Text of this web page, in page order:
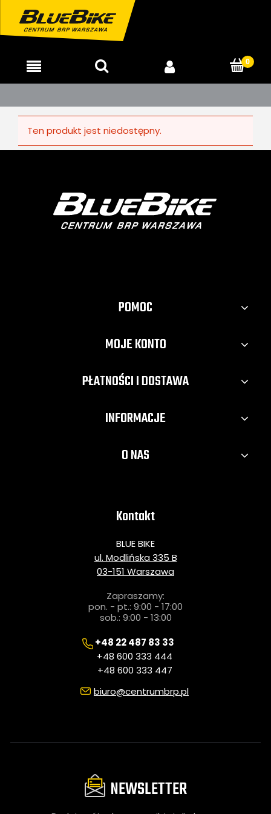
Ten produkt jest niedostępny.
POMOC
MOJE KONTO
PŁATNOŚCI I DOSTAWA
INFORMACJE
O NAS
Kontakt
BLUE BIKE
ul. Modlińska 335 B
03-151 Warszawa
Zapraszamy:
pon. - pt.: 9:00 - 17:00
sob.: 9:00 - 13:00
+48 22 487 83 33
+48 600 333 444
+48 600 333 447
biuro@centrumbrp.pl
NEWSLETTER